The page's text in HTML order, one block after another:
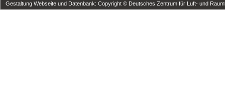
Gestaltung Webseite und Datenbank: Copyright © Deutsches Zentrum für Luft- und